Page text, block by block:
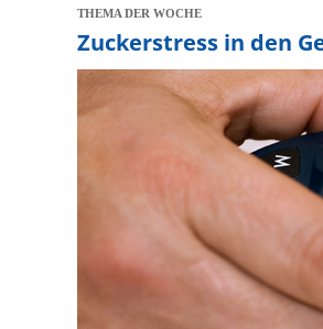
THEMA DER WOCHE
Zuckerstress in den